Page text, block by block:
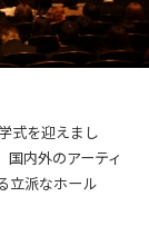
式を迎えまし
内外のアーティ
立派なホール